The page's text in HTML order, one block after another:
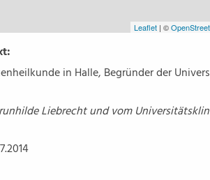
Leaflet | ©
in Halle, Begründer der
Liebrecht und vom